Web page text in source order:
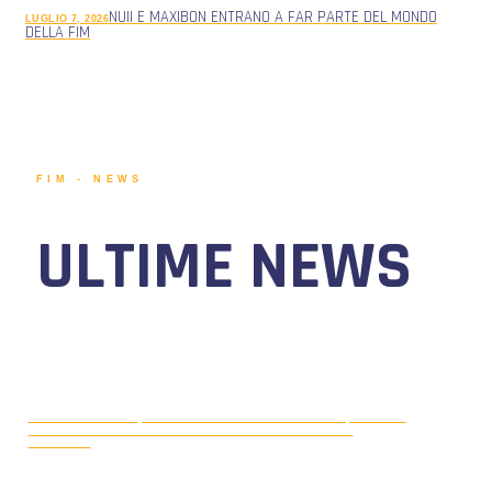
LUGLIO 7, 2026NUII E MAXIBON ENTRANO A FAR PARTE DEL MONDO
DELLA FIM
FIM - NEWS
ULTIME NEWS
VIVERONE!